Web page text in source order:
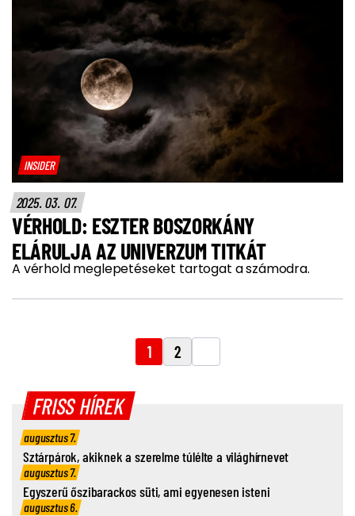
INSIDER
2025. 03. 07.
VÉRHOLD: ESZTER BOSZORKÁNY
ELÁRULJA AZ UNIVERZUM TITKÁT
A vérhold meglepetéseket tartogat a számodra.
1 2
FRISS HÍREK
augusztus 7.
Sztárpárok, akiknek a szerelme túlélte a világhírnevet
augusztus 7.
Egyszerű őszibarackos süti, ami egyenesen isteni
augusztus 6.